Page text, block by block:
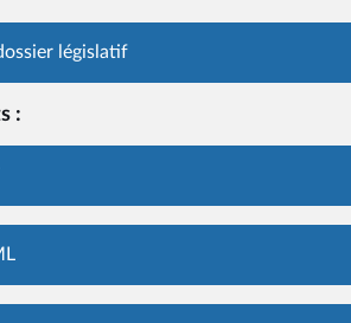
législatif
: